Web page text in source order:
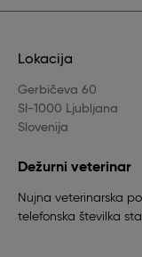
Lokacija
Gerbičeva 60
SI-1000 Ljubljana
Slovenija
Dežurni veterinar
Nujna veterinarska
telefonska številka